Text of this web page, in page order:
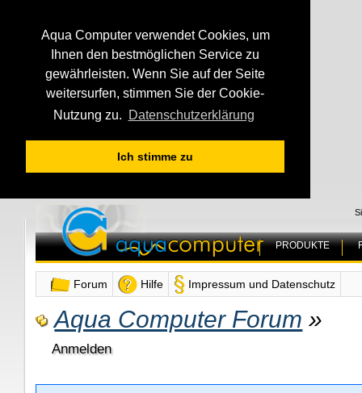
Aqua Computer verwendet Cookies, um
Ihnen den bestmöglichen Service zu
gewährleisten. Wenn Sie auf der Seite
weitersurfen, stimmen Sie der Cookie-
Nutzung zu.
Datenschutzerklärung
Ich stimme zu
PRODUKTE
Forum Hilfe Impressum und Datenschutz
Aqua Computer Forum »
Anmelden